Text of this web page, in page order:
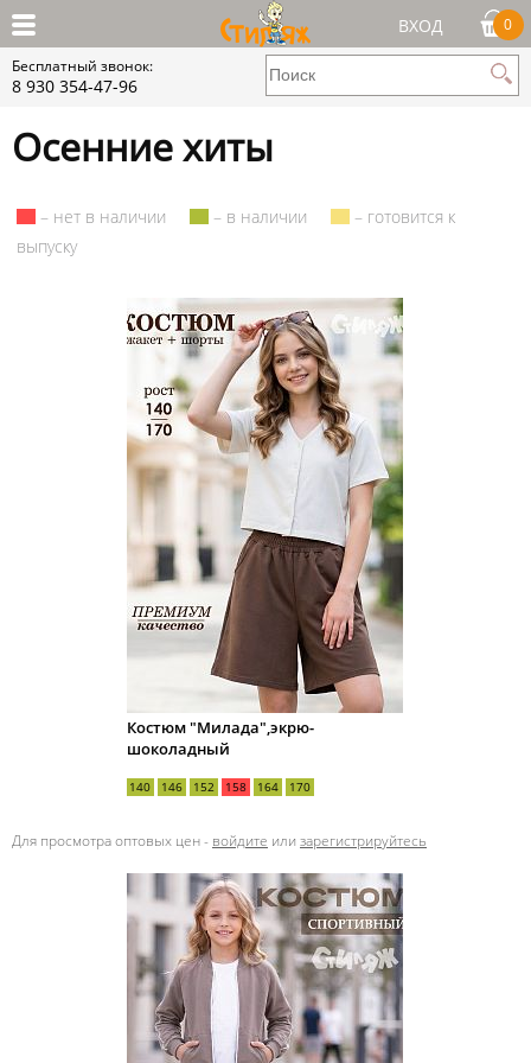
ВХОД 0
Бесплатный звонок:
8 930 354-47-96
Осенние хиты
– нет в наличии – в наличии
– готовится к
выпуску
Костюм "Милада",экрю-
шоколадный
140 146 152 158 164 170
Для просмотра оптовых цен - войдите или зарегистрируйтесь